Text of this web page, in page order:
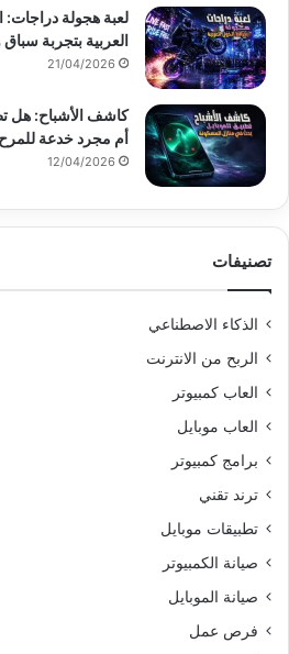
لعبة هجولة
العربية بتجربة سباق
21/04/2026
كاشف الأشباح: هل
أم مجرد خدعة
12/04/2026
تصنيفات
الذكاء الاصطناعي
الربح من الانترنت
العاب كمبيوتر
العاب موبايل
برامج كمبيوتر
ترند تقني
تطبيقات موبايل
صيانة الكمبيوتر
صيانة الموبايل
فرص عمل